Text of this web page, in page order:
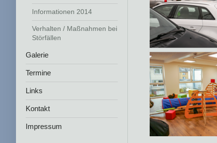
Informationen 2014
Verhalten / Maßnahmen bei
Störfällen
Galerie
Termine
Links
Kontakt
Impressum